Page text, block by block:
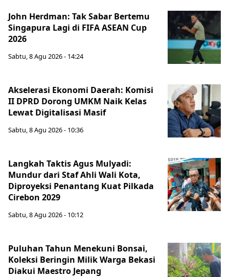
John Herdman: Tak Sabar Bertemu
Singapura Lagi di FIFA ASEAN Cup
2026
Sabtu, 8 Agu 2026 - 14:24
Akselerasi Ekonomi Daerah: Komisi
II DPRD Dorong UMKM Naik Kelas
Lewat Digitalisasi Masif
Sabtu, 8 Agu 2026 - 10:36
Langkah Taktis Agus Mulyadi:
Mundur dari Staf Ahli Wali Kota,
Diproyeksi Penantang Kuat Pilkada
Cirebon 2029
Sabtu, 8 Agu 2026 - 10:12
Puluhan Tahun Menekuni Bonsai,
Koleksi Beringin Milik Warga Bekasi
Diakui Maestro Jepang